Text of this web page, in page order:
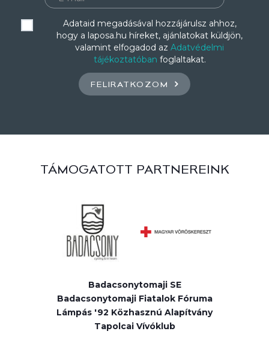
Adataid megadásával hozzájárulsz ahhoz,
hogy a laposa.hu híreket, ajánlatokat küldjön,
valamint elfogadod az Adatvédelmi
tájékoztatóban foglaltakat.
FELIRATKOZOM
TÁMOGATOTT PARTNEREINK
Badacsonytomaji SE
Badacsonytomaji Fiatalok Fóruma
Lámpás '92 Közhasznú Alapítvány
Tapolcai Vívóklub